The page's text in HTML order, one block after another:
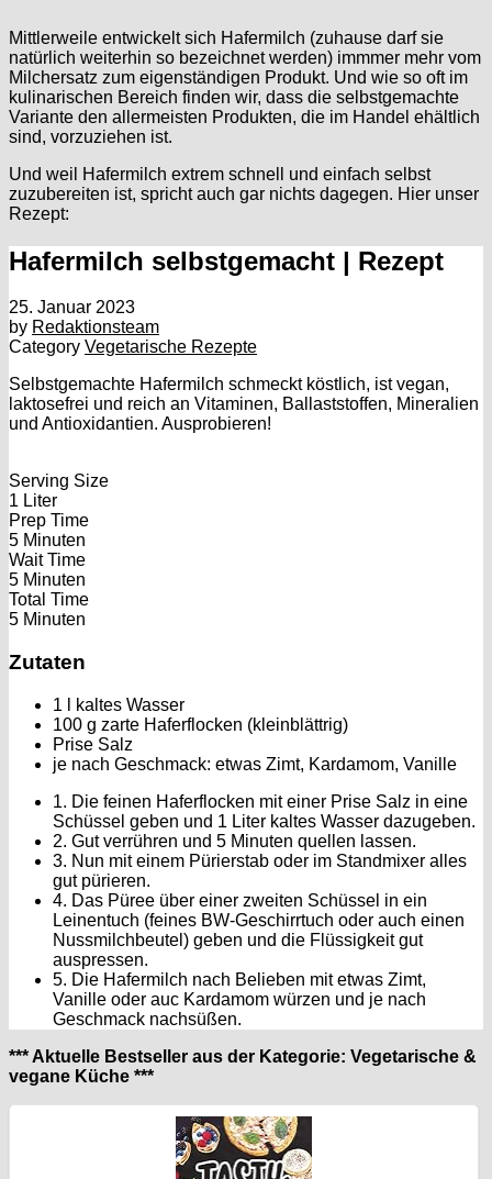
Mittlerweile entwickelt sich Hafermilch (zuhause darf sie
natürlich weiterhin so bezeichnet werden) immmer mehr vom
Milchersatz zum eigenständigen Produkt. Und wie so oft im
kulinarischen Bereich finden wir, dass die selbstgemachte
Variante den allermeisten Produkten, die im Handel ehältlich
sind, vorzuziehen ist.
Und weil Hafermilch extrem schnell und einfach selbst
zuzubereiten ist, spricht auch gar nichts dagegen. Hier unser
Rezept:
Hafermilch selbstgemacht | Rezept
25. Januar 2023
by Redaktionsteam
Category Vegetarische Rezepte
Selbstgemachte Hafermilch schmeckt köstlich, ist vegan,
laktosefrei und reich an Vitaminen, Ballaststoffen, Mineralien
und Antioxidantien. Ausprobieren!
Serving Size
1 Liter
Prep Time
5 Minuten
Wait Time
5 Minuten
Total Time
5 Minuten
Zutaten
1 l kaltes Wasser
100 g zarte Haferflocken (kleinblättrig)
Prise Salz
je nach Geschmack: etwas Zimt, Kardamom, Vanille
1. Die feinen Haferflocken mit einer Prise Salz in eine
Schüssel geben und 1 Liter kaltes Wasser dazugeben.
2. Gut verrühren und 5 Minuten quellen lassen.
3. Nun mit einem Pürierstab oder im Standmixer alles
gut pürieren.
4. Das Püree über einer zweiten Schüssel in ein
Leinentuch (feines BW-Geschirrtuch oder auch einen
Nussmilchbeutel) geben und die Flüssigkeit gut
auspressen.
5. Die Hafermilch nach Belieben mit etwas Zimt,
Vanille oder auc Kardamom würzen und je nach
Geschmack nachsüßen.
*** Aktuelle Bestseller aus der Kategorie: Vegetarische &
vegane Küche ***